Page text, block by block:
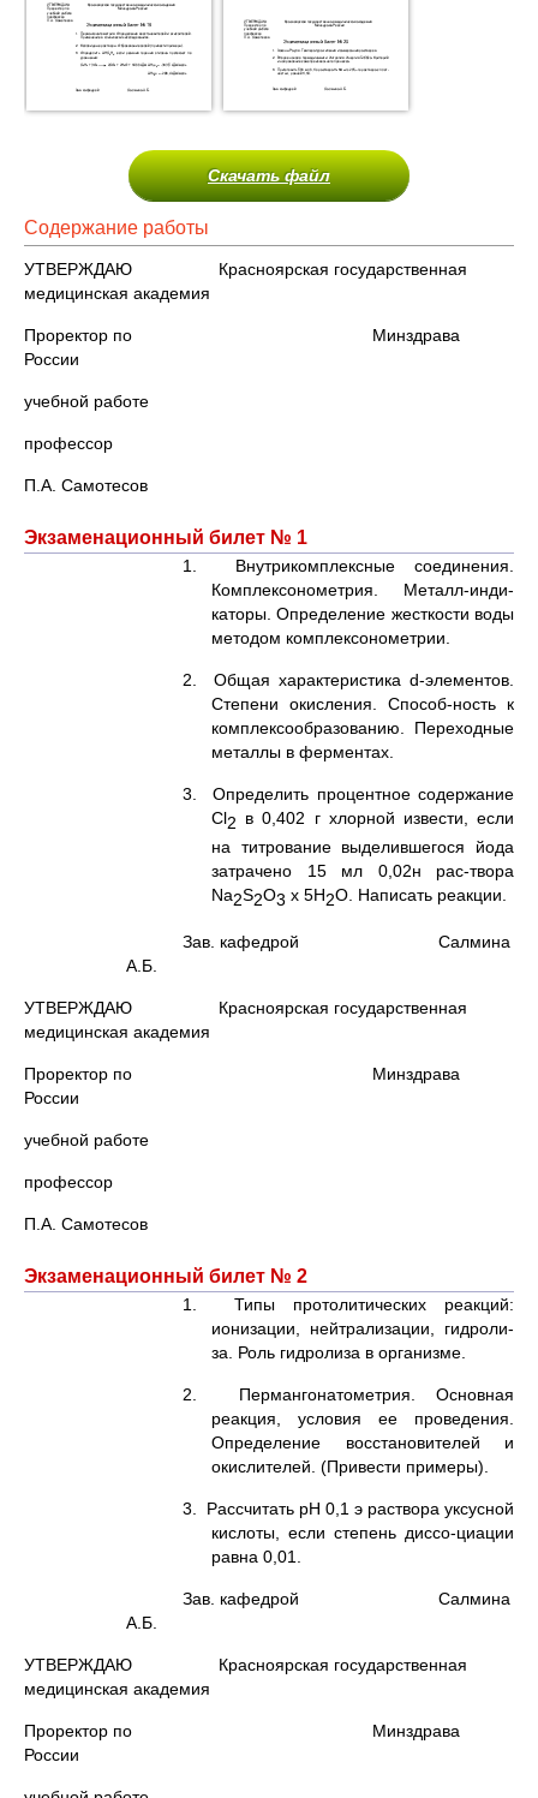
Скачать файл
Содержание работы
УТВЕРЖДАЮ Красноярская государственная
медицинская академия
Проректор по Минздрава
России
учебной работе
профессор
П.А. Самотесов
Экзаменационный билет № 1
1. Внутрикомплексные соединения.
Комплексонометрия. Металл-инди-
каторы. Определение жесткости воды
методом комплексонометрии.
2. Общая характеристика d-элементов.
Степени окисления. Способ-ность к
комплексообразованию. Переходные
металлы в ферментах.
3. Определить процентное содержание
Cl2 в 0,402 г хлорной извести, если
на титрование выделившегося йода
затрачено 15 мл 0,02н рас-твора
Na2S2O3 x 5H2O. Написать реакции.
Зав. кафедрой Салмина
А.Б.
УТВЕРЖДАЮ Красноярская государственная
медицинская академия
Проректор по Минздрава
России
учебной работе
профессор
П.А. Самотесов
Экзаменационный билет № 2
1. Типы протолитических реакций:
ионизации, нейтрализации, гидроли-
за. Роль гидролиза в организме.
2. Пермангонатометрия. Основная
реакция, условия ее проведения.
Определение восстановителей и
окислителей. (Привести примеры).
3. Рассчитать рН 0,1 э раствора уксусной
кислоты, если степень диссо-циации
равна 0,01.
Зав. кафедрой Салмина
А.Б.
УТВЕРЖДАЮ Красноярская государственная
медицинская академия
Проректор по Минздрава
России